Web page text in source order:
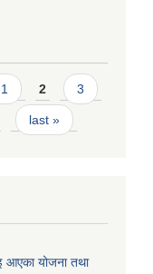
1 2 3
last »
आएका योजना तथा